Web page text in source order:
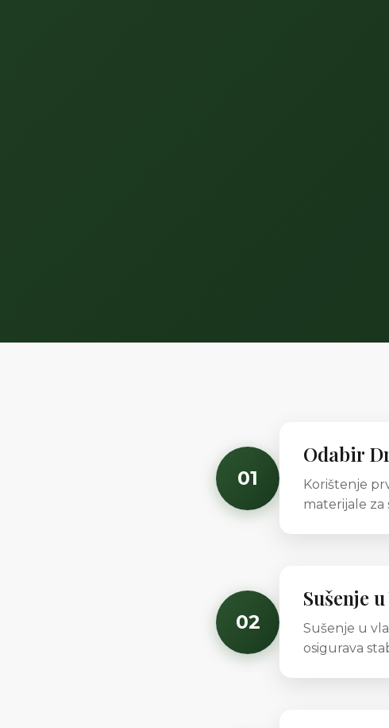
01
Odabir
Korištenje
materijale za
02
Sušenje
Sušenje u
osigurava